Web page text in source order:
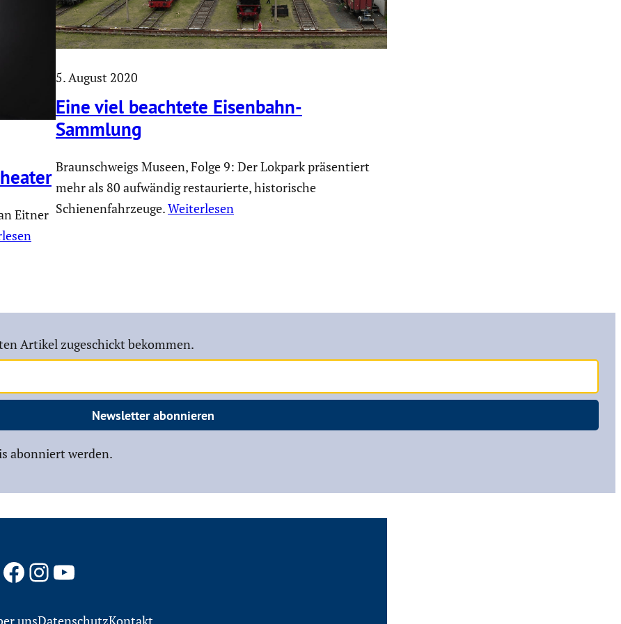
Eitner
5. August 2020
Eine viel beachtete Eisenbahn-
Sammlung
Braunschweigs Museen, Folge 9: Der Lokpark präsentiert
mehr als 80 aufwändig restaurierte, historische
Schienenfahrzeuge.Weiterlesen
Artikel zugeschickt bekommen.
Newsletter abonnieren
abonniert werden.
Facebook
Instagram
YouTube